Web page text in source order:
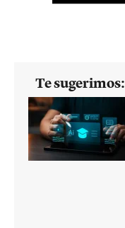
Te sugerimos: